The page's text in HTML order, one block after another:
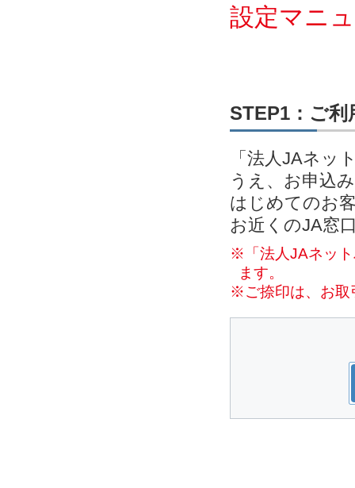
設定マニ
STEP1：ご利
「法人JAネッ
うえ、お申込
はじめてのお
お近くのJA窓
※「法人JAネット
ます。
※ご捺印は、お取